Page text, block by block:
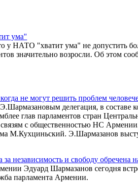
ума"
у НАТО "хватит ума" не допустить
значительно возросли. Об этом
не могут решить проблем
делегация, в
глав парламентов стран
с общественностью НС
М.Кухциньский. Э.Шармазанов
независимость и свободу обречена
Эдуард Шармазанов сегодня
парламента Армении.